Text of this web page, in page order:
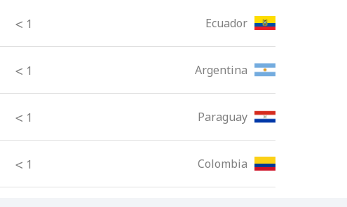
Ecuador
1
>
Argentina
1
>
Paraguay
1
>
Colombia
1
>